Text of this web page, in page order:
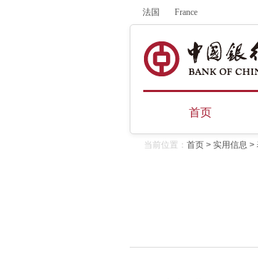
法国 France
首页
当前位置： 首页 > 实用信息 >